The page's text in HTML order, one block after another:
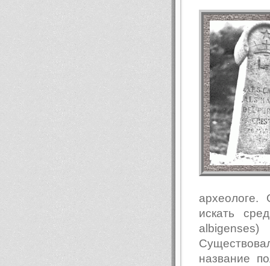
археологе.
искать
название